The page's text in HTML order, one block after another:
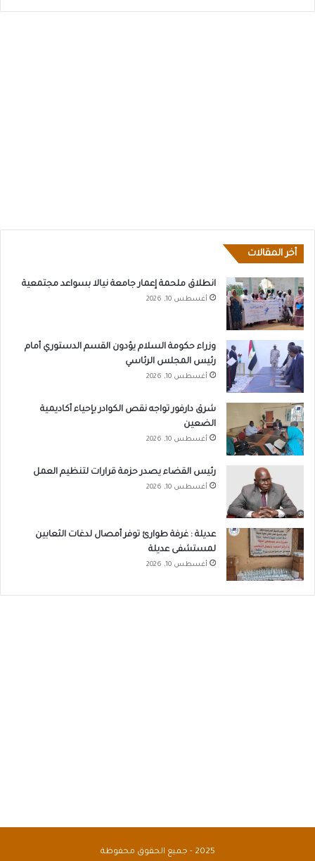
أخر المقالات
انطلاق ملحمة إعمار جامعة نيالا بسواعد مجتمعية
أغسطس 10, 2026
وزراء حكومة السلام يؤدون القسم الدستوري أمام
رئيس المجلس الرئاسي
أغسطس 10, 2026
شرق دارفور تواجه نقص الكوادر بإحياء أكاديمية
الضعين
أغسطس 10, 2026
رئيس القضاء يصدر حزمة قرارات لتنظيم العمل
أغسطس 10, 2026
عديلة : غرفة طوارئ توفر أمصال لدغات الثعابين
لمستشفى عديلة
أغسطس 10, 2026
2025 - جميع الحقوق محفوظة